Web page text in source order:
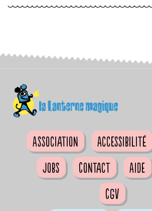
Association Accessibilité
Jobs
Contact Aide
CGV